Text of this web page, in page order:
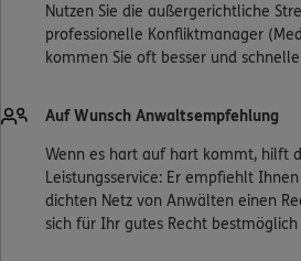
Mo–Sa 7–20 Uhr
ERGO Berater finden
Kundenportal Log-in
Nutzen Sie die außergerichtliche
professionelle Konfliktmanager
kommen Sie oft besser und
Auf Wunsch Anwaltsempfehlung
Wenn es hart auf hart kommt, hilft
Leistungsservice: Er empfiehlt
dichten Netz von Anwälten einen
sich für Ihr gutes Recht bestmöglich